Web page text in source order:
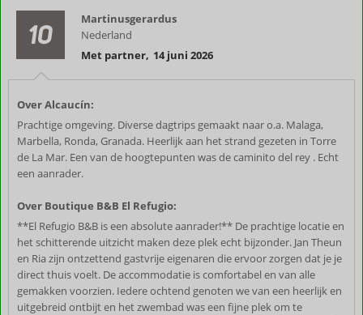
10
Martinusgerardus
Nederland
Met partner, 14 juni 2026
Over Alcaucín:
Prachtige omgeving. Diverse dagtrips gemaakt naar o.a. Malaga,
Marbella, Ronda, Granada. Heerlijk aan het strand gezeten in Torre
de La Mar. Een van de hoogtepunten was de caminito del rey . Echt
een aanrader.
Over Boutique B&B El Refugio:
**El Refugio B&B is een absolute aanrader!** De prachtige locatie en
het schitterende uitzicht maken deze plek echt bijzonder. Jan Theun
en Ria zijn ontzettend gastvrije eigenaren die ervoor zorgen dat je je
direct thuis voelt. De accommodatie is comfortabel en van alle
gemakken voorzien. Iedere ochtend genoten we van een heerlijk en
uitgebreid ontbijt en het zwembad was een fijne plek om te